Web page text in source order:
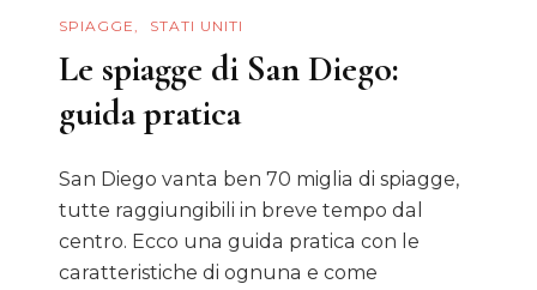
SPIAGGE STATI UNITI
Le spiagge di San Diego:
guida pratica
San Diego vanta ben 70 miglia di spiagge,
tutte raggiungibili in breve tempo dal
centro. Ecco una guida pratica con le
caratteristiche di ognuna e come